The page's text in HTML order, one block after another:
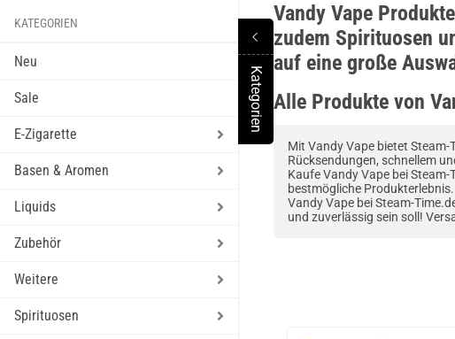
KategorienToggle Menu
KATEGORIEN
Neu
Sale
E-Zigarette
Basen & Aromen
Liquids
Zubehör
Weitere
Spirituosen
Vandy Vape
zudem Spirituosen
auf eine große
Alle Produkte von
Mit Vandy Vape bietet
Rücksendungen, schnellem
Kaufe Vandy Vape bei
bestmögliche Produkterlebnis.
Vandy Vape bei Steam-
und zuverlässig sein soll!